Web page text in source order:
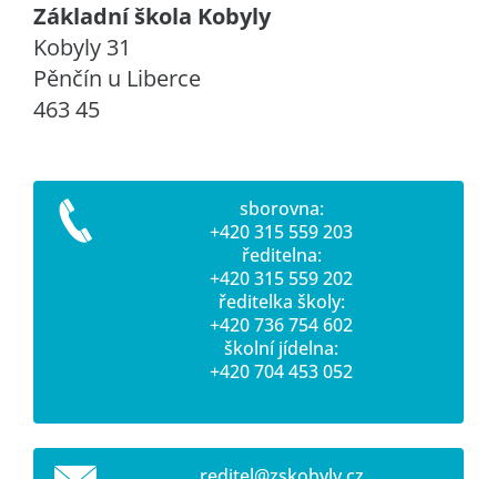
Základní škola Kobyly
Kobyly 31
Pěnčín u Liberce
463 45
sborovna:
+420 315 559 203
ředitelna:
+420 315 559 202
ředitelka školy:
+420 736 754 602
školní jídelna:
+420 704 453 052